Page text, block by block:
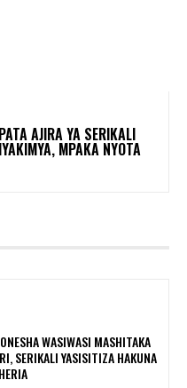
AJIRA YA SERIKALI
MPAKA NYOTA
WASIWASI MASHITAKA
SERIKALI YASISITIZA HAKUNA